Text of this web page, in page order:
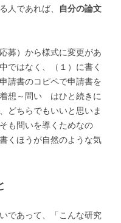
人であれば、
自分の論文
募）から様式に変更があ
ではなく、（１）に書く
請書のコピペで申請書を
想～問い はひと続きに
どちらでもいいと思いま
も問いを導くためなの
くほうが自然のような気
であって、「こんな研究